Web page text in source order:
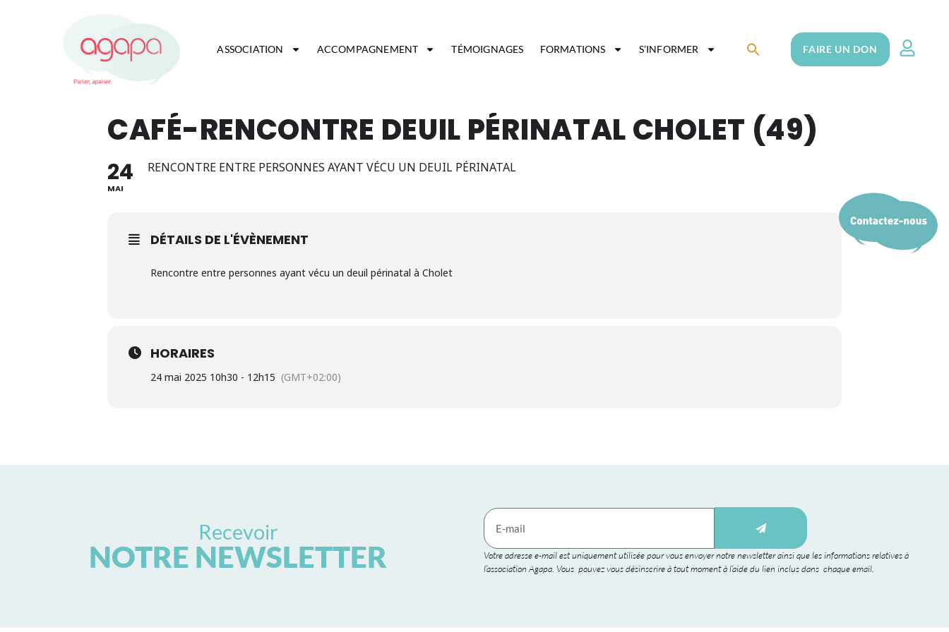
ASSOCIATION ACCOMPAGNEMENT TÉMOIGNAGES FORMATIONS S’INFORMER
Search
Search Button
FAIRE UN DON
CAFÉ-RENCONTRE DEUIL PÉRINATAL CHOLET (49)
24
MAI
RENCONTRE ENTRE PERSONNES AYANT VÉCU UN DEUIL PÉRINATAL
DÉTAILS DE L'ÉVÈNEMENT
Rencontre entre personnes ayant vécu un deuil périnatal à Cholet
HORAIRES
24 mai 2025 10h30 - 12h15 (GMT+02:00)
Recevoir
NOTRE NEWSLETTER
Votre adresse e-mail est uniquement utilisée pour vous envoyer notre newsletter ainsi que les informations relatives à
l’association Agapa. Vous pouvez vous désinscrire à tout moment à l’aide du lien inclus dans chaque email.